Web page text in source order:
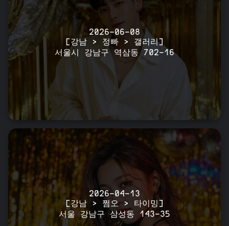
2026-06-08
[강남 > 정빠 > 갤러리]
서울시 강남구 역삼동 702-16
2026-04-13
[강남 > 쩜오 > 타이밍]
서울 강남구 삼성동 143-35